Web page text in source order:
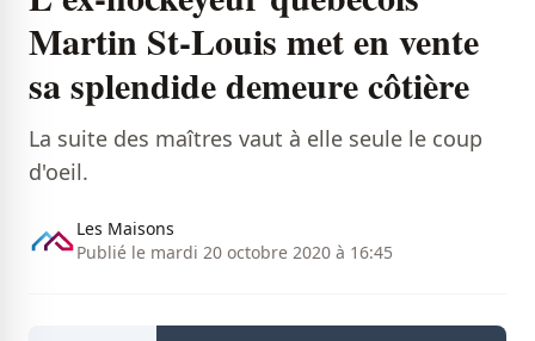
Martin St-Louis met en vente
sa splendide demeure côtière
La suite des maîtres vaut à elle seule le coup
d'oeil.
Les Maisons
Publié le mardi 20 octobre 2020 à 16:45